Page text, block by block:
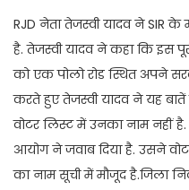
RJD नेता तेजस्वी यादव ने SIR
है. तेजस्वी यादव ने कहा कि इस
को एक पोलो रोड स्थित अपने
करते हुए तेजस्वी यादव ने यह बातें
वोटर लिस्ट में उनका नाम नहीं
आयोग ने जवाब दिया है. उसने
का नाम सूची में मौजूद है.जिला